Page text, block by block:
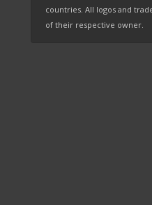
countries. All logos and
of their respective owner.